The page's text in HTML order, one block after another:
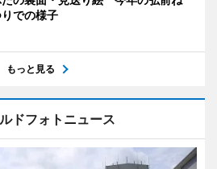
での様子
もっと見る
ドフォトニュース